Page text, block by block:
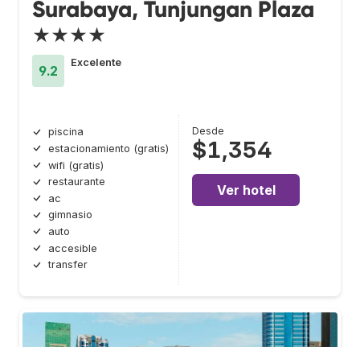
Surabaya, Tunjungan Plaza
★★★★
9.2
Excelente
piscina
estacionamiento (gratis)
wifi (gratis)
restaurante
ac
gimnasio
auto
accesible
transfer
Desde
$1,354
Ver hotel